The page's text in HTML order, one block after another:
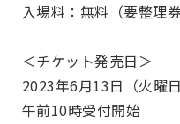
入場料：無料（要整理
＜チケット発売日＞
2023年6月13日（火曜日
午前10時受付開始